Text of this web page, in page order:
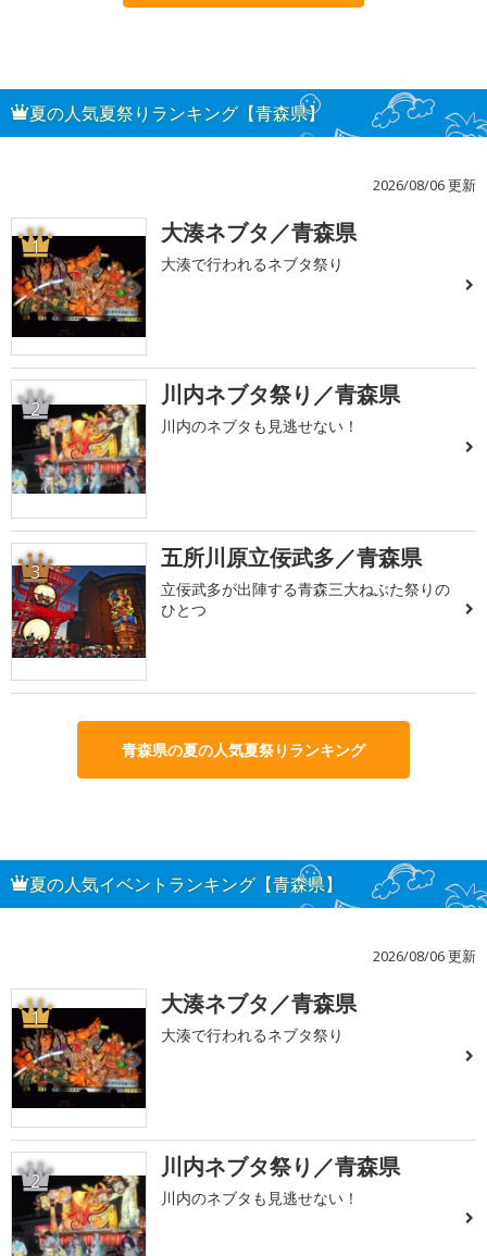
夏の人気夏祭りランキング【青森県】
2026/08/06 更新
1 大湊ネブタ／青森県
大湊で行われるネブタ祭り
2 川内ネブタ祭り／青森県
川内のネブタも見逃せない！
3 五所川原立佞武多／青森県
立佞武多が出陣する青森三大ねぶた祭りの
ひとつ
青森県の夏の人気夏祭りランキング
夏の人気イベントランキング【青森県】
2026/08/06 更新
1 大湊ネブタ／青森県
大湊で行われるネブタ祭り
2 川内ネブタ祭り／青森県
川内のネブタも見逃せない！